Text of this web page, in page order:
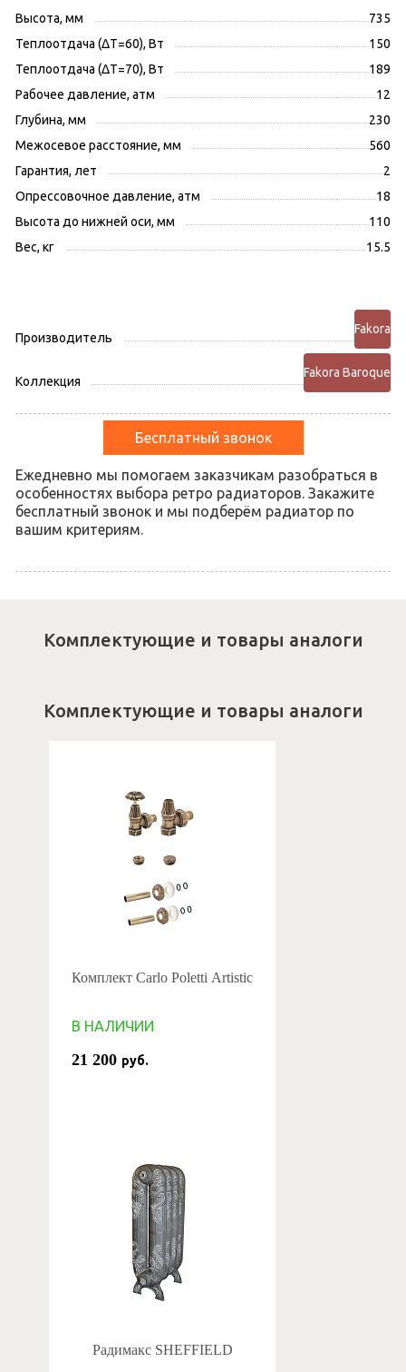
Высота, мм
735
Теплоотдача (ΔT=60), Вт
150
Теплоотдача (ΔT=70), Вт
189
Рабочее давление, атм
12
Глубина, мм
230
Межосевое расстояние, мм
560
Гарантия, лет
2
Опрессовочное давление, атм
18
Высота до нижней оси, мм
110
Вес, кг
15.5
Производитель
Fakora
Коллекция
Fakora Baroque
Бесплатный звонок
Ежедневно мы помогаем заказчикам разобраться в
особенностях выбора ретро радиаторов. Закажите
бесплатный звонок и мы подберём радиатор по
вашим критериям.
Комплектующие и товары аналоги
Комплектующие и товары аналоги
Комплект Carlo Poletti Artistic
В НАЛИЧИИ
21 200 руб.
Радимакс SHEFFIELD